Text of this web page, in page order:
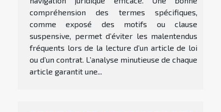
compréhension des termes spécifiques,
comme exposé des motifs ou clause
suspensive, permet d’éviter les malentendus
fréquents lors de la lecture d’un article de loi
ou d’un contrat. L’analyse minutieuse de chaque
article garantit une...